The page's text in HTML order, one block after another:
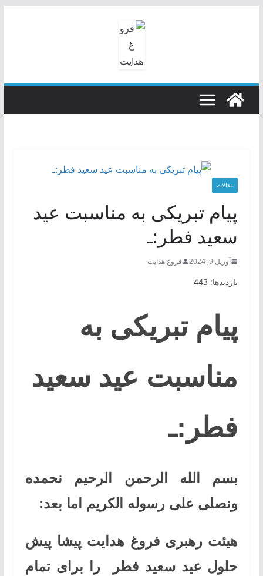
مقالات
پیام تبریکی به‌ مناسبت عید
سعید فطر:ـ
آوریل 9, 2024 فروغ هدایت
بازدیدها: 443
پیام تبریکی به‌
مناسبت عید سعید
فطر:ـ
بسم الله الرحمن الرحیم نحمده
ونصلی علی رسوله الکریم اما بعد:
هیئت رهبری فروغ هدایت پیشا پیش
حلول عید سعید فطر را برای تمام